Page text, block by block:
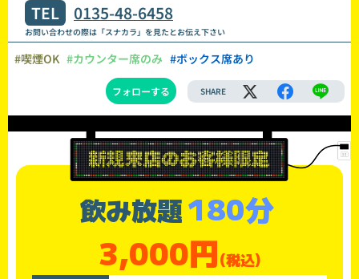
TEL 0135-48-6458
お問い合わせの際は「スナカラ」を見たとお伝え下さい
#喫煙OK #カウンター席のみ #ボックス席あり
フォローする SHARE
飲み放題180分
3,000円(税込)